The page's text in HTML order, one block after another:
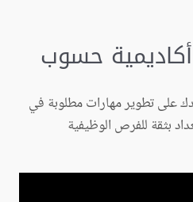
حسوب
على تطوير مهارات مطلوبة في
بثقة للفرص الوظيفية